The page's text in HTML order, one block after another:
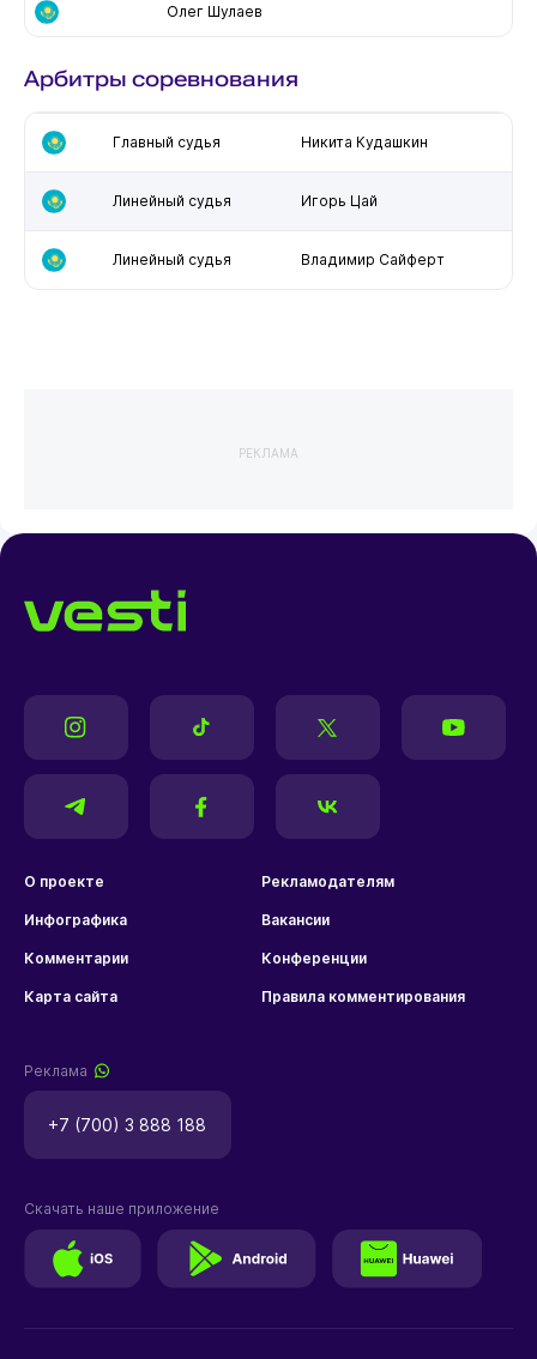
Олег Шулаев
Арбитры соревнования
Главный судья Никита Кудашкин
Линейный судья Игорь Цай
Линейный судья Владимир Сайферт
РЕКЛАМА
О проекте Рекламодателям
Инфографика Вакансии
Комментарии Конференции
Карта сайта Правила комментирования
Реклама
+7 (700) 3 888 188
Скачать наше приложение